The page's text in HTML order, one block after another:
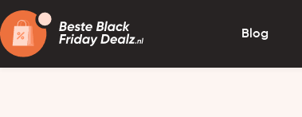
Blog